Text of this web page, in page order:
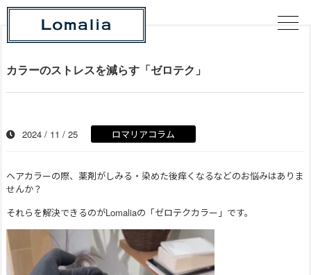
カラーのストレスを減らす「ゼロテク」
2024 / 11 / 25 ロマリアコラム
ヘアカラーの際、薬剤がしみる・染めた後痒くなるなどのお悩みはありま
せんか？
それらを解決できるのがLomaliaの「ゼロテクカラー」です。